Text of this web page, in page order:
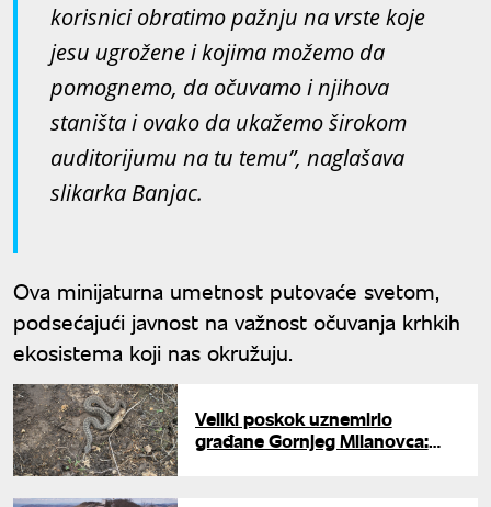
korisnici obratimo pažnju na vrste koje
jesu ugrožene i kojima možemo da
pomognemo, da očuvamo i njihova
staništa i ovako da ukažemo širokom
auditorijumu na tu temu”, naglašava
slikarka Banjac.
Ova minijaturna umetnost putovaće svetom,
podsećajući javnost na važnost očuvanja krhkih
ekosistema koji nas okružuju.
Veliki poskok uznemirio
građane Gornjeg Milanovca: